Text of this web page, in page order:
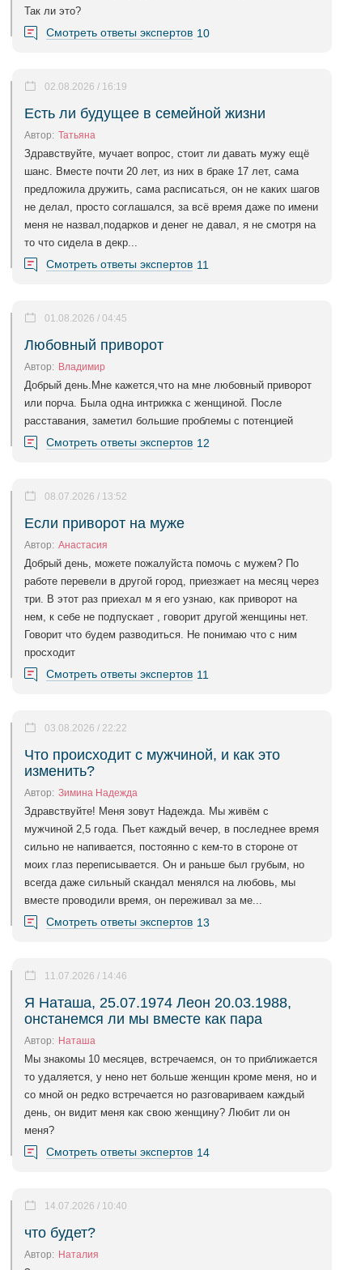
Так ли это?
Смотреть ответы экспертов 10
Есть ли будущее в семейной жизни
02.08.2026 / 16:19
Автор: Татьяна
Здравствуйте, мучает вопрос, стоит ли давать мужу ещё
шанс. Вместе почти 20 лет, из них в браке 17 лет, сама
предложила дружить, сама расписаться, он не каких шагов
не делал, просто соглашался, за всё время даже по имени
меня не назвал,подарков и денег не давал, я не смотря на
то что сидела в декр...
Смотреть ответы экспертов 11
Любовный приворот
01.08.2026 / 04:45
Автор: Владимир
Добрый день.Мне кажется,что на мне любовный приворот
или порча. Была одна интрижка с женщиной. После
расставания, заметил большие проблемы с потенцией
Смотреть ответы экспертов 12
Если приворот на муже
08.07.2026 / 13:52
Автор: Анастасия
Добрый день, можете пожалуйста помочь с мужем? По
работе перевели в другой город, приезжает на месяц через
три. В этот раз приехал м я его узнаю, как приворот на
нем, к себе не подпускает , говорит другой женщины нет.
Говорит что будем разводиться. Не понимаю что с ним
просходит
Смотреть ответы экспертов 11
Что происходит с мужчиной, и как это
изменить?
03.08.2026 / 22:22
Автор: Зимина Надежда
Здравствуйте! Меня зовут Надежда. Мы живём с
мужчиной 2,5 года. Пьет каждый вечер, в последнее время
сильно не напивается, постоянно с кем-то в стороне от
моих глаз переписывается. Он и раньше был грубым, но
всегда даже сильный скандал менялся на любовь, мы
вместе проводили время, он переживал за ме...
Смотреть ответы экспертов 13
Я Наташа, 25.07.1974 Леон 20.03.1988,
онстанемся ли мы вместе как пара
11.07.2026 / 14:46
Автор: Наташа
Мы знакомы 10 месяцев, встречаемся, он то приближается
то удаляется, у нено нет больше женщин кроме меня, но и
со мной он редко встречается но разговариваем каждый
день, он видит меня как свою женщину? Любит ли он
меня?
Смотреть ответы экспертов 14
что будет?
14.07.2026 / 10:40
Автор: Наталия